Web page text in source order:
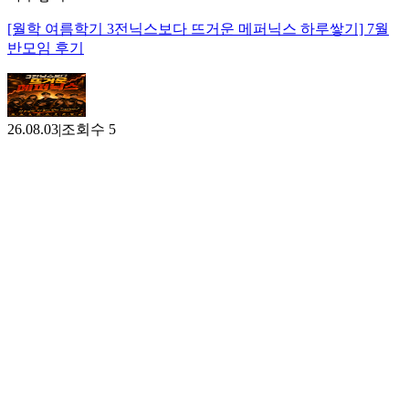
[월학 여름학기 3전닉스보다 뜨거운 메퍼닉스 하루쌓기] 7월
반모임 후기
26.08.03|조회수 5